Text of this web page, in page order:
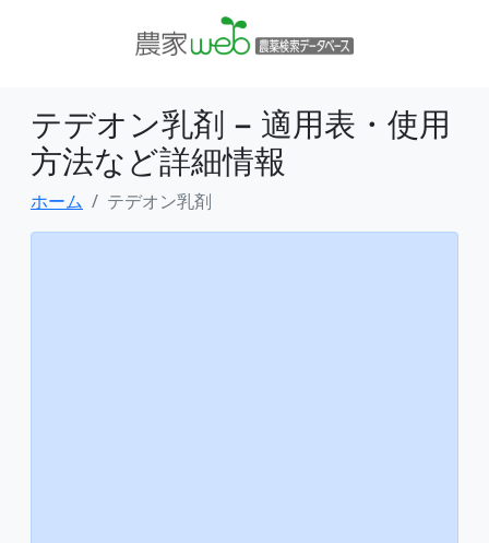
テデオン乳剤 − 適用表・使用
方法など詳細情報
ホーム テデオン乳剤